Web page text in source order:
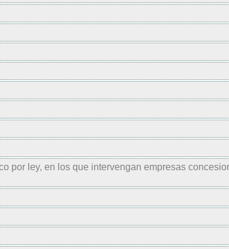
por ley, en los que intervengan empresas